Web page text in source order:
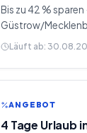
Bis zu 42 %
Güstrow/
Läuft ab:
ANGEBOT
4 Tage Urlaub